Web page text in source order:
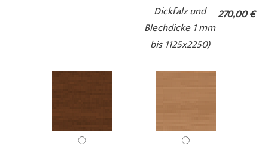
Dickfalz und
Blechdicke 1 mm
bis 1125x2250)
270,00 €